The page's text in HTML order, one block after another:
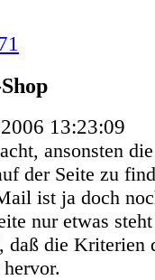
13:23:09
ansonsten
der Seite zu
ist ja doch
nur etwas
die Kriterien